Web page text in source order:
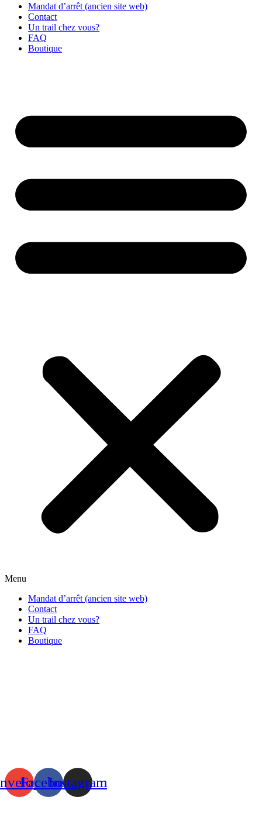
Mandat d’arrêt (ancien site web)
Contact
Un trail chez vous?
FAQ
Boutique
Menu
Mandat d’arrêt (ancien site web)
Contact
Un trail chez vous?
FAQ
Boutique
FacebookInstagram